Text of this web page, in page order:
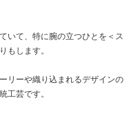
いて、特に腕の立つひとを＜ス
もします。
リーや織り込まれるデザインの
工芸です。